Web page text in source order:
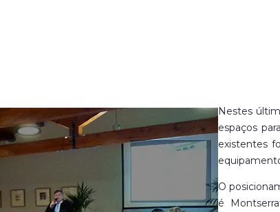
Nestes
espaços para
existentes
O
é